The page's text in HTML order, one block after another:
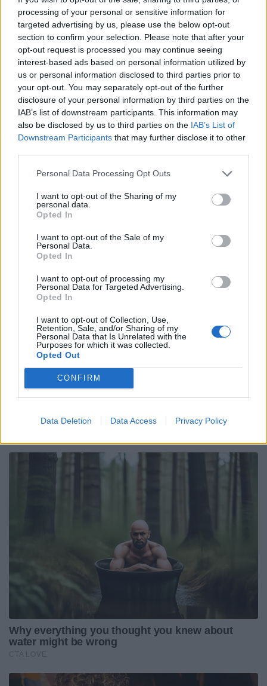
processing of your personal or sensitive information for
targeted advertising by us, please use the below opt-out
section to confirm your selection. Please note that after your
opt-out request is processed you may continue seeing
interest-based ads based on personal information utilized by
us or personal information disclosed to third parties prior to
your opt-out. You may separately opt-out of the further
disclosure of your personal information by third parties on the
IAB’s list of downstream participants. This information may
also be disclosed by us to third parties on the IAB’s List of
Downstream Participants that may further disclose it to other
Personal Data Processing Opt Outs
I want to opt-out of the Sharing of my
personal data.
Opted In
I want to opt-out of the Sale of my
Personal Data.
Opted In
I want to opt-out of processing my
Personal Data for Targeted Advertising.
Opted In
I want to opt-out of Collection, Use,
Retention, Sale, and/or Sharing of my
Personal Data that Is Unrelated with the
Purposes for which it was collected.
Opted Out
CONFIRM
Data Deletion Data Access Privacy Policy
chilometrico, sostenuto progetti
per le società e introdotto per la
prima volta le premialità per l'Elite
Femminile".
Guardando al prosieguo del mandato, Duodo
ha ribadito l'impegno verso trasparenza e
sostenibilità.
"Ci avviciniamo al giro di boa del
nostro mandato. Oltre al
risanamento della Federazione
trasparenza e sull'allineamento
sostenibilità della FIR è l'unica
vera garanzia per il futuro del
nostro rugby, un futuro che
stiamo costruendo insieme ai